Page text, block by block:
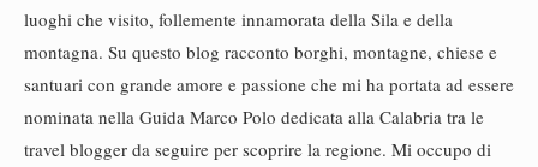
luoghi che visito, follemente innamorata della Sila e della
montagna. Su questo blog racconto borghi, montagne, chiese e
santuari con grande amore e passione che mi ha portata ad essere
nominata nella Guida Marco Polo dedicata alla Calabria tra le
travel blogger da seguire per scoprire la regione. Mi occupo di